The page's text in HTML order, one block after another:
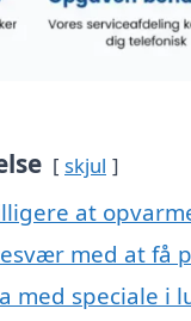
skjul
at
med at få
med speciale i